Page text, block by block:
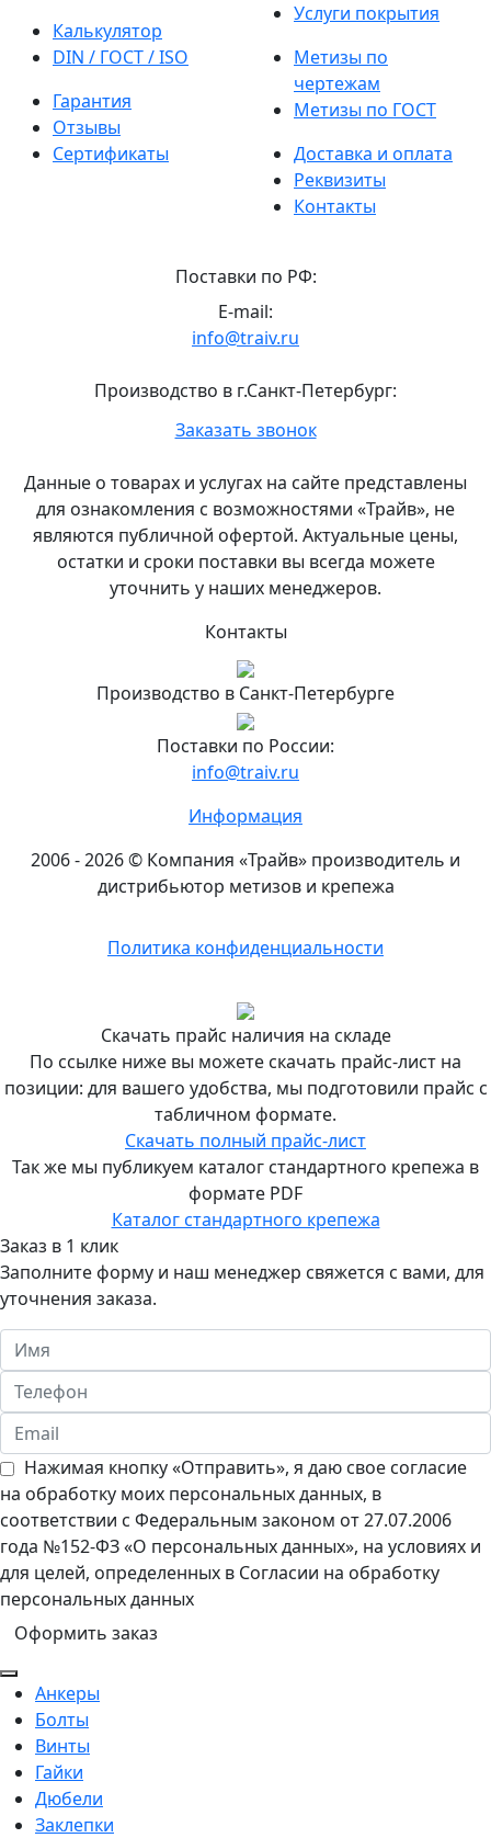
Калькулятор
DIN / ГОСТ / ISO
Гарантия
Отзывы
Сертификаты
Услуги покрытия
Метизы по
чертежам
Метизы по ГОСТ
Доставка и оплата
Реквизиты
Контакты
Поставки по РФ:
E-mail:
info@traiv.ru
Производство в г.Санкт-Петербург:
Заказать звонок
Данные о товарах и услугах на сайте представлены
для ознакомления с возможностями «Трайв», не
являются публичной офертой. Актуальные цены,
остатки и сроки поставки вы всегда можете
уточнить у наших менеджеров.
и
склад
«Трайв»
«Трайв»
в
(343)
40
Подробнее...
Филиал
«Трайв»
в
Перми
8
(965)
060-
59-
95
Подробнее...
Контакты
Производство в Санкт-Петербурге
Поставки по России:
info@traiv.ru
Информация
2006 - 2026 © Компания «Трайв» производитель и
дистрибьютор метизов и крепежа
Политика конфиденциальности
Скачать прайс наличия на складе
По ссылке ниже вы можете скачать прайс-лист на
позиции: для вашего удобства, мы подготовили прайс с
табличном формате.
Скачать полный прайс-лист
Так же мы публикуем каталог стандартного крепежа в
формате PDF
Каталог стандартного крепежа
Заказ в 1 клик
Заполните форму и наш менеджер свяжется с вами, для
уточнения заказа.
Нажимая кнопку «Отправить», я даю свое согласие
на обработку моих персональных данных, в
соответствии с Федеральным законом от 27.07.2006
года №152-ФЗ «О персональных данных», на условиях и
для целей, определенных в Согласии на обработку
персональных данных
Оформить заказ
Анкеры
Болты
Винты
Гайки
Дюбели
Заклепки